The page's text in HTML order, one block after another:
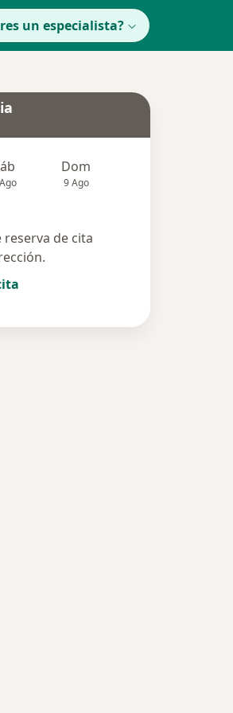
un especialista?
Dom
9 Ago
reserva de cita